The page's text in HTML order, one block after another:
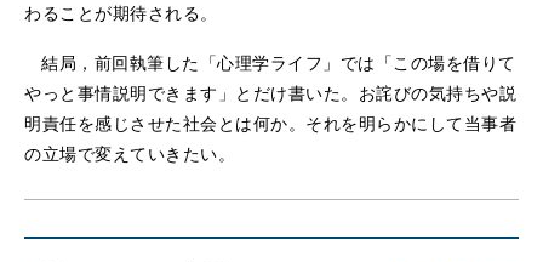
わることが期待される。
結局，前回執筆した「心理学ライフ」では「この場を借りて
やっと事情説明できます」とだけ書いた。お詫びの気持ちや説
明責任を感じさせた社会とは何か。それを明らかにして当事者
の立場で変えていきたい。